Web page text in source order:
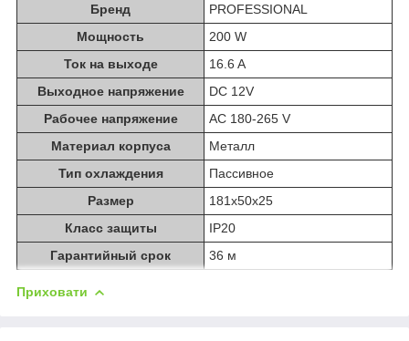
Бренд
PROFESSIONAL
Мощность
200 W
Ток на выходе
16.6 A
Выходное напряжение
DC 12V
Рабочее напряжение
AC 180-265 V
Материал корпуса
Металл
Тип охлаждения
Пассивное
Размер
181x50x25
Класс защиты
IP20
Гарантийный срок
36 м
Приховати